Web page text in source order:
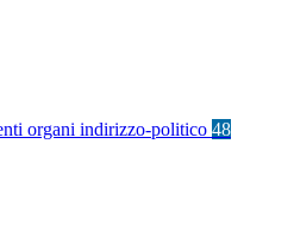
organi indirizzo-politico 48